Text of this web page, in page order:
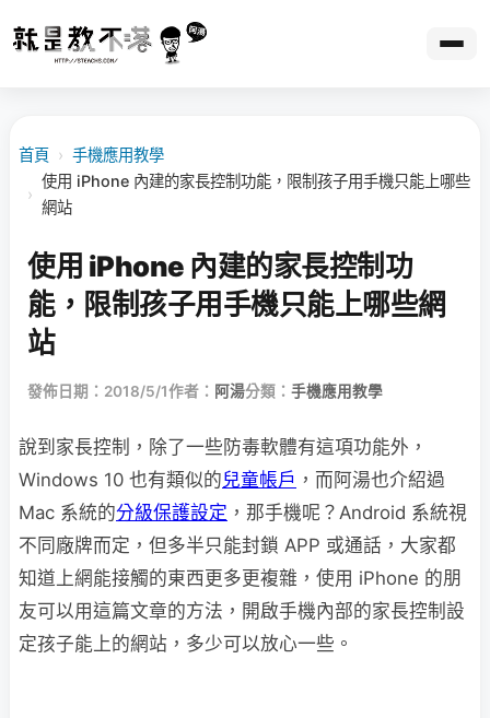
首頁 › 手機應用教學
›
使用 iPhone 內建的家長控制功能，限制孩子用手機只能上哪些
網站
使用 iPhone 內建的家長控制功
能，限制孩子用手機只能上哪些網
站
發佈日期：2018/5/1作者： 阿湯分類： 手機應用教學
說到家長控制，除了一些防毒軟體有這項功能外，
Windows 10 也有類似的兒童帳戶 ，而阿湯也介紹過
Mac 系統的分級保護設定 ，那手機呢？Android 系統視
不同廠牌而定，但多半只能封鎖 APP 或通話，大家都
知道上網能接觸的東西更多更複雜，使用 iPhone 的朋
友可以用這篇文章的方法，開啟手機內部的家長控制設
定孩子能上的網站，多少可以放心一些。